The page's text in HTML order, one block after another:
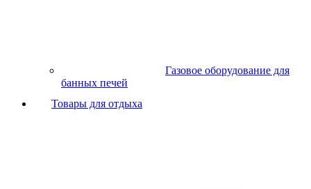
Газовое оборудование для
банных печей
Товары для отдыха